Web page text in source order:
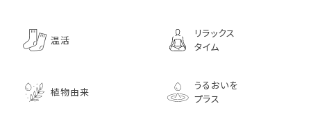
温活
リラックス
タイム
植物由来
うるおいを
プラス